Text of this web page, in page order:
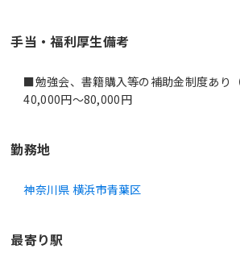
手当・福利厚生備考
■勉強会、書籍購入等の補助金制度あり
40,000円～80,000円
勤務地
神奈川県 横浜市青葉区
最寄り駅